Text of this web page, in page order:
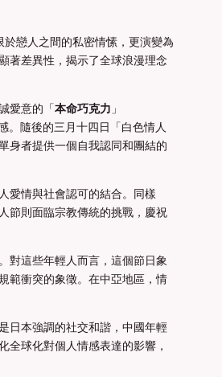
戀人之間的私密情愫，更演變為
著差異性，揭示了全球浪漫理念
愛意的「本命巧克力 」
。隨後的三月十四日「白色情人
身者提供一個自我認同和團結的
愛情與社會認可的結合。同樣
節則面臨宗教傳統的挑戰，慶祝
對這些年輕人而言，這個節日象
範衝突的象徵。在中亞地區，情
日本強調的社交和諧，中國年輕
全球化對個人情感表達的影響，